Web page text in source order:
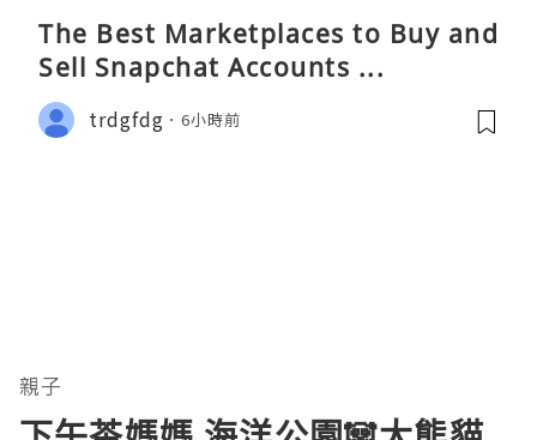
The Best Marketplaces to Buy and
Sell Snapchat Accounts ...
trdgfdg 6小時前
親子